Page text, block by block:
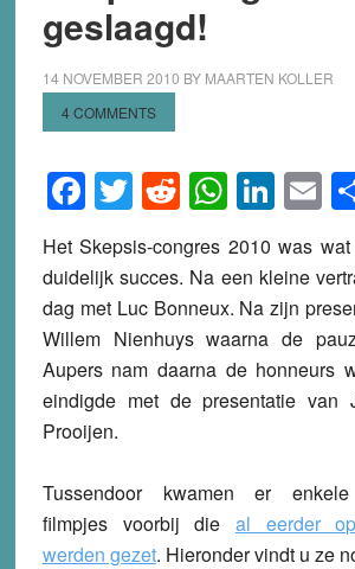
geslaagd!
14 NOVEMBER 2010 BY MAARTEN KOLLER
4 COMMENTS
Facebook
Twitter
Reddit
Het Skepsis-congres 2010 was
duidelijk succes. Na een kleine
dag met Luc Bonneux. Na zijn
Willem Nienhuys waarna de
Aupers nam daarna de honneurs
eindigde met de presentatie van
Prooijen.
Tussendoor kwamen er enkele
filmpjes voorbij die al eerder
werden gezet. Hieronder vindt u ze